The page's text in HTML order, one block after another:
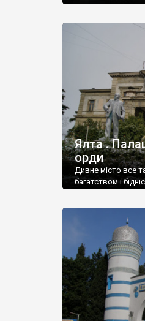
Ніжин греки?
Ялта .
орди
Дивне місто все
багатством і